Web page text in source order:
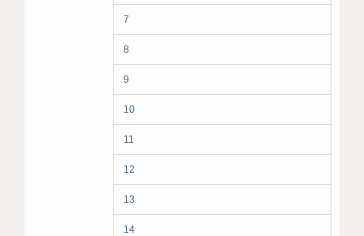
7
8
9
10
11
12
13
14